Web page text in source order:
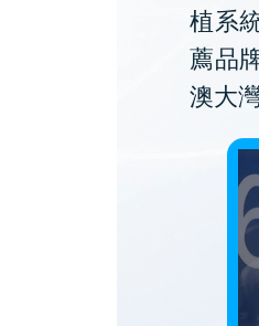
植系
薦品
澳大